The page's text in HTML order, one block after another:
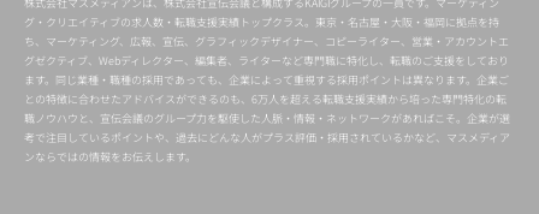
株式会社マスメディアンは、株式会社宣伝会議と構成するKAIGIグループの一員です。マーケティン
グ・クリエイティブの求人数・転職支援実績トップクラス。東京・名古屋・大阪・福岡に拠点を持
ち、マーケティング、広報、宣伝、グラフィックデザイナー、コピーライター、営業・アカウントエ
グゼクティブ、Webディレクター、編集者、ライターなど専門職に特化し、転職のご支援をしており
ます。同じ業種・職種の採用であっても、企業によって重視する採用ポイントは異なります。企業ご
との特徴に合わせたアドバイスができるのも、6万人を超える転職支援実績から培った専門特化の転
職ノウハウと、宣伝会議のグループ力を駆使した人脈・情報・ネットワークがあればこそ。企業が選
考で注目しているポイントや、過去にどんな人がプラス評価・採用されているかなど、マスメディア
ンならではの情報をお伝えします。